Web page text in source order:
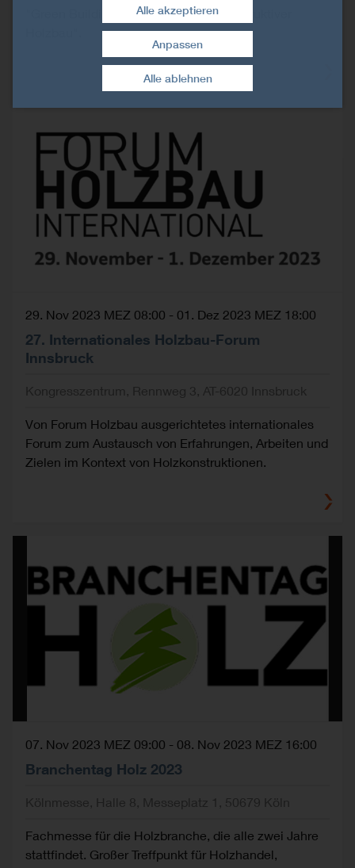
"Green Building: Gebäudehülle & Konstruktiver
29. Nov 2023 MEZ 08:00 - 01. Dez 2023 MEZ 18:00
27. Internationales Holzbau-Forum
Innsbruck
Kongresszentrum, Rennweg 3, AT-6020 Innsbruck
Von Forum Holzbau ausgerichtetes internationales
Forum zum Austausch von Erfahrungen, Arbeiten und
Zielen im Kontext von Holzkonstruktionen.
07. Nov 2023 MEZ 09:00 - 08. Nov 2023 MEZ 16:00
Branchentag Holz 2023
Kölnmesse, Halle 8, Messeplatz 1, 50679 Köln
Fachmesse für die Holzbranche, die alle zwei Jahre
stattfindet. Großer Treffpunkt für Holzhandel,
Alle ablehnen
Alle akzeptieren
Zustimmung widerrufen
Anpassen